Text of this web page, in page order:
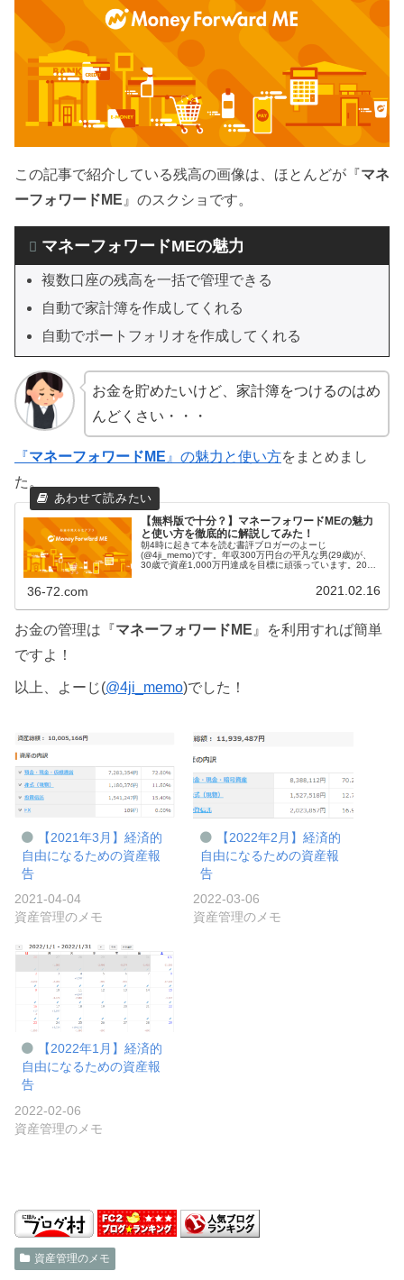
この記事で紹介している残高の画像は、ほとんどが『マネ
ーフォワードME 』のスクショです。
マネーフォワードMEの魅力
複数口座の残高を一括で管理できる
自動で家計簿を作成してくれる
自動でポートフォリオを作成してくれる
お金を貯めたいけど、家計簿をつけるのはめ
んどくさい・・・
『マネーフォワードME 』の魅力と使い方をまとめまし
た。
【無料版で十分？】マネーフォワードMEの魅力
と使い方を徹底的に解説してみた！
朝4時に起きて本を読む書評ブロガーのよーじ
(@4ji_memo)です。年収300万円台の平凡な男(29歳)が、
30歳で資産1,000万円達成を目標に頑張っています。2021
36-72.com 2021.02.16
お金の管理は『マネーフォワードME 』を利用すれば簡単
ですよ！
以上、よーじ(@4ji_memo)でした！
【2021年3月】経済的
自由になるための資産報
告
2021-04-04
資産管理のメモ
【2022年2月】経済的
自由になるための資産報
告
2022-03-06
資産管理のメモ
【2022年1月】経済的
自由になるための資産報
告
2022-02-06
資産管理のメモ
資産管理のメモ